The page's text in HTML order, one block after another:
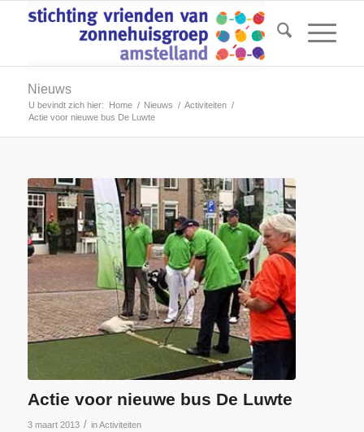
Nieuws
U bevindt zich hier: Home / Nieuws / Activiteiten /
Actie voor nieuwe bus De Luwte
Actie voor nieuwe bus De Luwte
3 maart 2013 / inActiviteiten